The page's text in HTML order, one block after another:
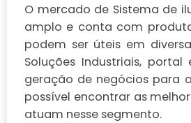
O mercado de Sistema de
amplo e conta com
podem ser úteis em
Soluções Industriais, portal
geração de negócios para
possível encontrar as
atuam nesse segmento.